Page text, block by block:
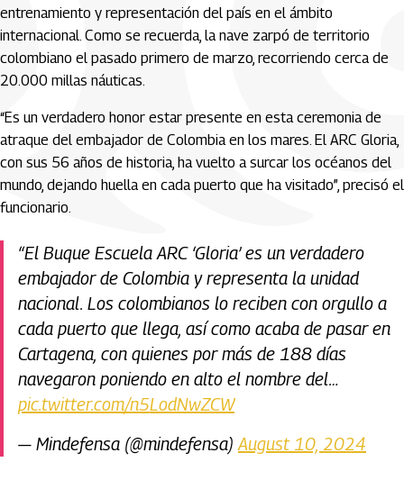
entrenamiento y representación del país en el ámbito
internacional. Como se recuerda, la nave zarpó de territorio
colombiano el pasado primero de marzo, recorriendo cerca de
20.000 millas náuticas.
“Es un verdadero honor estar presente en esta ceremonia de
atraque del embajador de Colombia en los mares. El ARC Gloria,
con sus 56 años de historia, ha vuelto a surcar los océanos del
mundo, dejando huella en cada puerto que ha visitado”, precisó el
funcionario.
“El Buque Escuela ARC ‘Gloria’ es un verdadero
embajador de Colombia y representa la unidad
nacional. Los colombianos lo reciben con orgullo a
cada puerto que llega, así como acaba de pasar en
Cartagena, con quienes por más de 188 días
navegaron poniendo en alto el nombre del…
pic.twitter.com/n5LodNwZCW
— Mindefensa (@mindefensa)August 10, 2024